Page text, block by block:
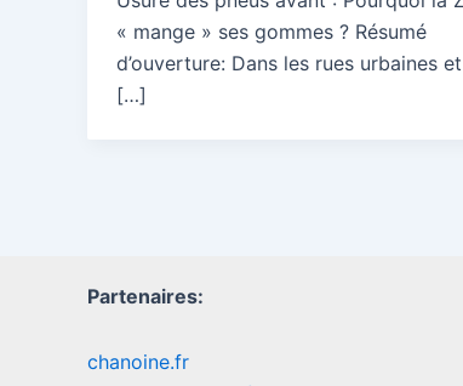
« mange » ses gommes ? Résumé
d’ouverture: Dans les rues urbaines
[…]
Partenaires:
chanoine.fr